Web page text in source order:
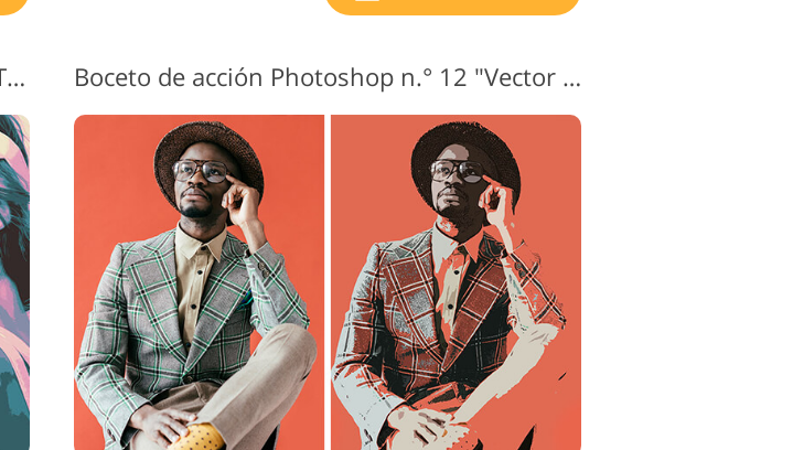
Acciones de boceto de Photoshop n.° 11 "Tricolor" Boceto de acción Photoshop n.° 12 "Vector Cartoon"